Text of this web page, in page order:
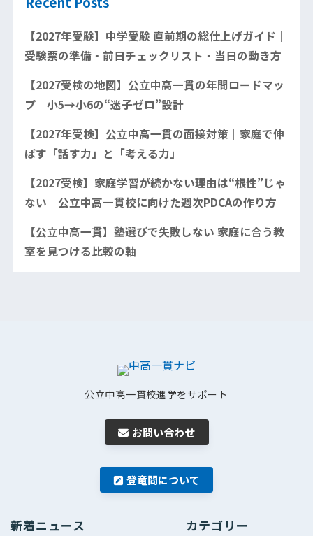
【2027年受験】中学受験 直前期の総仕上げガイド｜
受験票の準備・前日チェックリスト・当日の動き方
【2027受検の地図】公立中高一貫の年間ロードマッ
プ｜小5→小6の“迷子ゼロ”設計
【2027年受検】公立中高一貫の面接対策｜家庭で伸
ばす「話す力」と「考える力」
【2027受検】家庭学習が続かない理由は“根性”じゃ
ない｜公立中高一貫校に向けた週次PDCAの作り方
【公立中高一貫】塾選びで失敗しない 家庭に合う教
室を見つける比較の軸
公立中高一貫校進学をサポート
お問い合わせ
登竜問について
新着ニュース カテゴリー